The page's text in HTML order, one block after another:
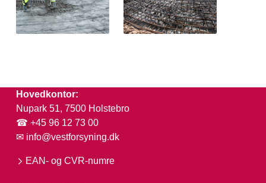
Hovedkontor:
Nupark 51, 7500 Holstebro
☎ +45 96 12 73 00
✉ info@vestforsyning.dk
EAN- og CVR-numre